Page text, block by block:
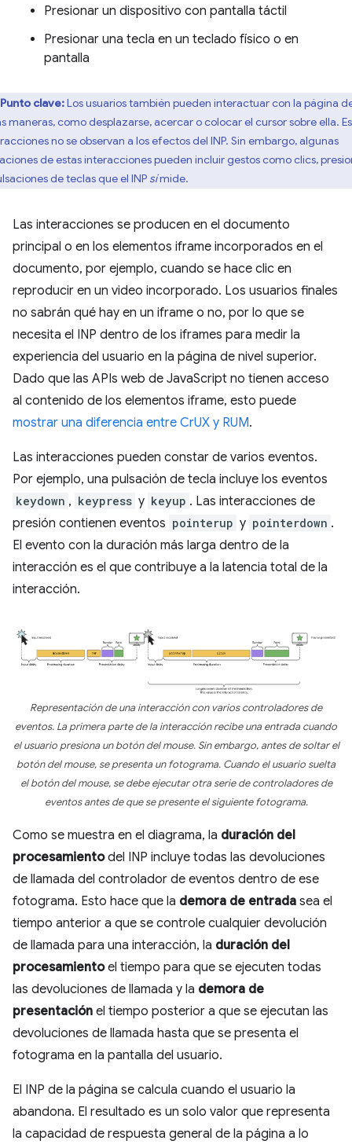
Presionar un dispositivo con pantalla táctil
Presionar una tecla en un teclado físico o en
pantalla
Punto clave:Los usuarios también pueden interactuar con la página
maneras, como desplazarse, acercar o colocar el cursor sobre ella.
no se observan a los efectos del INP. Sin embargo, algunas
de estas interacciones pueden incluir gestos como clics,
de teclas que el INP símide.
Las interacciones se producen en el documento
principal o en los elementos iframe incorporados en el
documento, por ejemplo, cuando se hace clic en
reproducir en un video incorporado. Los usuarios finales
no sabrán qué hay en un iframe o no, por lo que se
necesita el INP dentro de los iframes para medir la
experiencia del usuario en la página de nivel superior.
Dado que las APIs web de JavaScript no tienen acceso
al contenido de los elementos iframe, esto puede
mostrar una diferencia entre CrUX y RUM.
Las interacciones pueden constar de varios eventos.
Por ejemplo, una pulsación de tecla incluye los eventos
keydown , keypress y keyup . Las interacciones de
presión contienen eventos pointerup y pointerdown .
El evento con la duración más larga dentro de la
interacción es el que contribuye a la latencia total de la
interacción.
Representación de una interacción con varios controladores de
eventos. La primera parte de la interacción recibe una entrada cuando
el usuario presiona un botón del mouse. Sin embargo, antes de soltar el
botón del mouse, se presenta un fotograma. Cuando el usuario suelta
el botón del mouse, se debe ejecutar otra serie de controladores de
eventos antes de que se presente el siguiente fotograma.
Como se muestra en el diagrama, la duración del
procesamientodel INP incluye todas las devoluciones
de llamada del controlador de eventos dentro de ese
fotograma. Esto hace que la demora de entrada sea el
tiempo anterior a que se controle cualquier devolución
de llamada para una interacción, la duración del
procesamientoel tiempo para que se ejecuten todas
las devoluciones de llamada y la demora de
presentación el tiempo posterior a que se ejecutan las
devoluciones de llamada hasta que se presenta el
fotograma en la pantalla del usuario.
El INP de la página se calcula cuando el usuario la
abandona. El resultado es un solo valor que representa
la capacidad de respuesta general de la página a lo